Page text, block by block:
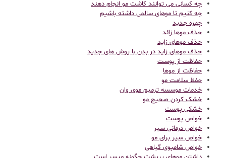
چه کسانی می توانند کاشت مو انجام دهند
چه کنیم تا موهای سالمی داشته باشیم
چهره جدید
حذف موها زائد
حذف موهای زاید
حذف موهای زاید در بدن با روش های جدید
حفاظت از پوست
حفاظت از موها
حفظ سلامت مو
خدمات موسسه ترمیم موی وان
خشک کردن صحیح مو
خشکی پوست
خواص پوست
خواص درمانی سیر
خواص سیر برای مو
خواص شامپوی گیاهی